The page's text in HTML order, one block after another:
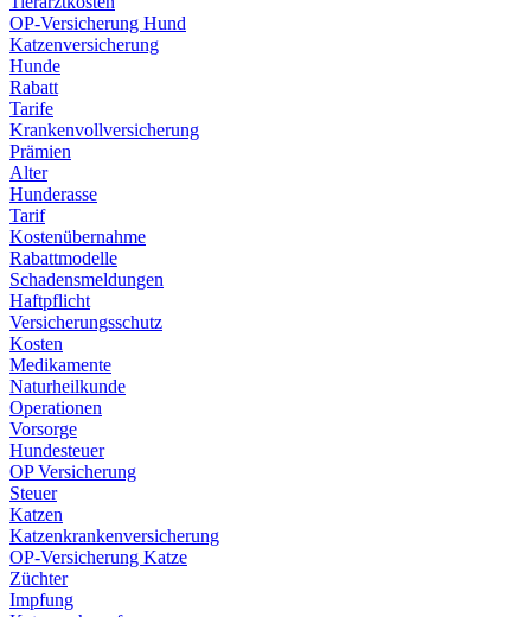
OP-Versicherung Hund
Katzenversicherung
Hunde
Rabatt
Tarife
Krankenvollversicherung
Prämien
Alter
Hunderasse
Tarif
Kostenübernahme
Rabattmodelle
Schadensmeldungen
Haftpflicht
Versicherungsschutz
Kosten
Medikamente
Naturheilkunde
Operationen
Vorsorge
Hundesteuer
OP Versicherung
Steuer
Katzen
Katzenkrankenversicherung
OP-Versicherung Katze
Züchter
Impfung